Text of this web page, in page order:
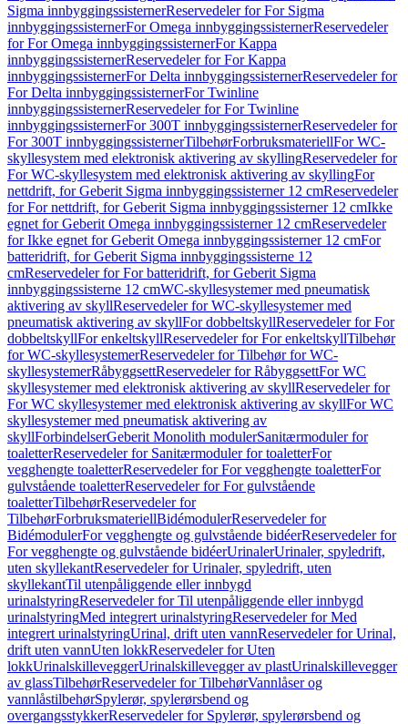
Sigma innbyggingssisternerReservedeler for For Sigma
innbyggingssisternerFor Omega innbyggingssisternerReservedeler
for For Omega innbyggingssisternerFor Kappa
innbyggingssisternerReservedeler for For Kappa
innbyggingssisternerFor Delta innbyggingssisternerReservedeler for
For Delta innbyggingssisternerFor Twinline
innbyggingssisternerReservedeler for For Twinline
innbyggingssisternerFor 300T innbyggingssisternerReservedeler for
For 300T innbyggingssisternerTilbehørForbruksmateriellFor WC-
skyllesystem med elektronisk aktivering av skyllingReservedeler for
For WC-skyllesystem med elektronisk aktivering av skyllingFor
nettdrift, for Geberit Sigma innbyggingssisterner 12 cmReservedeler
for For nettdrift, for Geberit Sigma innbyggingssisterner 12 cmIkke
egnet for Geberit Omega innbyggingssisterner 12 cmReservedeler
for Ikke egnet for Geberit Omega innbyggingssisterner 12 cmFor
batteridrift, for Geberit Sigma innbyggingssisterne 12
cmReservedeler for For batteridrift, for Geberit Sigma
innbyggingssisterne 12 cmWC-skyllesystemer med pneumatisk
aktivering av skyllReservedeler for WC-skyllesystemer med
pneumatisk aktivering av skyllFor dobbeltskyllReservedeler for For
dobbeltskyllFor enkeltskyllReservedeler for For enkeltskyllTilbehør
for WC-skyllesystemerReservedeler for Tilbehør for WC-
skyllesystemerRåbyggsettReservedeler for RåbyggsettFor WC
skyllesystemer med elektronisk aktivering av skyllReservedeler for
For WC skyllesystemer med elektronisk aktivering av skyllFor WC
skyllesystemer med pneumatisk aktivering av
skyllForbindelserGeberit Monolith modulerSanitærmoduler for
toaletterReservedeler for Sanitærmoduler for toaletterFor
vegghengte toaletterReservedeler for For vegghengte toaletterFor
gulvstående toaletterReservedeler for For gulvstående
toaletterTilbehørReservedeler for
TilbehørForbruksmateriellBidémodulerReservedeler for
BidémodulerFor vegghengte og gulvstående bidéerReservedeler for
For vegghengte og gulvstående bidéerUrinalerUrinaler, spyledrift,
uten skyllekantReservedeler for Urinaler, spyledrift, uten
skyllekantTil utenpåliggende eller innbygd
urinalstyringReservedeler for Til utenpåliggende eller innbygd
urinalstyringMed integrert urinalstyringReservedeler for Med
integrert urinalstyringUrinal, drift uten vannReservedeler for Urinal,
drift uten vannUten lokkReservedeler for Uten
lokkUrinalskilleveggerUrinalskillevegger av plastUrinalskillevegger
av glassTilbehørReservedeler for TilbehørVannlåser og
vannlåstilbehørSpylerør, spylerørsbend og
overgangsstykkerReservedeler for Spylerør, spylerørsbend og